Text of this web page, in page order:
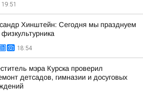
19:51
Хинштейн: Сегодня мы празднуем
18:54
мэра Курска проверил
детсадов, гимназии и досуговых